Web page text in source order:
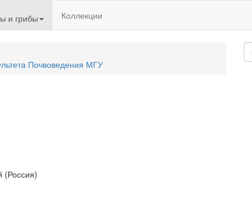
и грибы Коллекции
Почвоведения МГУ
(Россия)